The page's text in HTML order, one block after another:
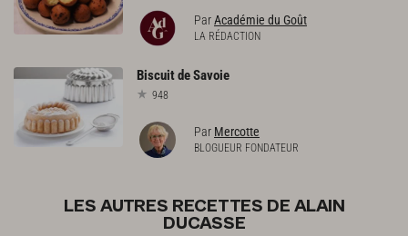
ParAcadémie du Goût
LA RÉDACTION
BiscuitdeSavoie
948
Par Mercotte
BLOGUEUR FONDATEUR
LES AUTRES RECETTES DE ALAIN
DUCASSE